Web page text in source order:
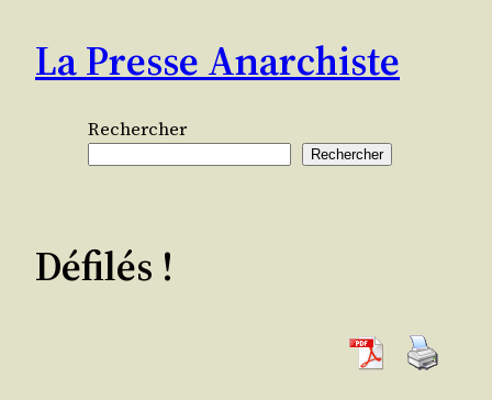
contenu
La Presse Anarchiste
Rechercher
Rechercher
Défilés !